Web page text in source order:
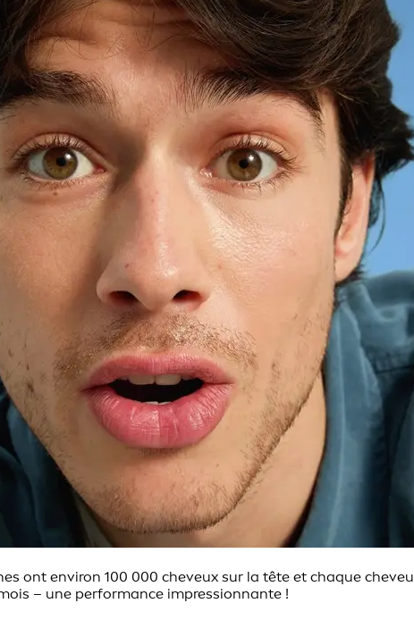
ont environ 100 000 cheveux sur la tête et chaque
– une performance impressionnante !